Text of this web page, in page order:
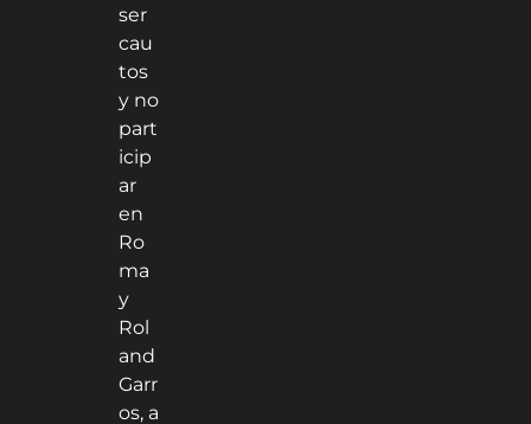
ser
cau
tos
y no
part
icip
ar
en
Ro
ma
y
Rol
and
Garr
os, a